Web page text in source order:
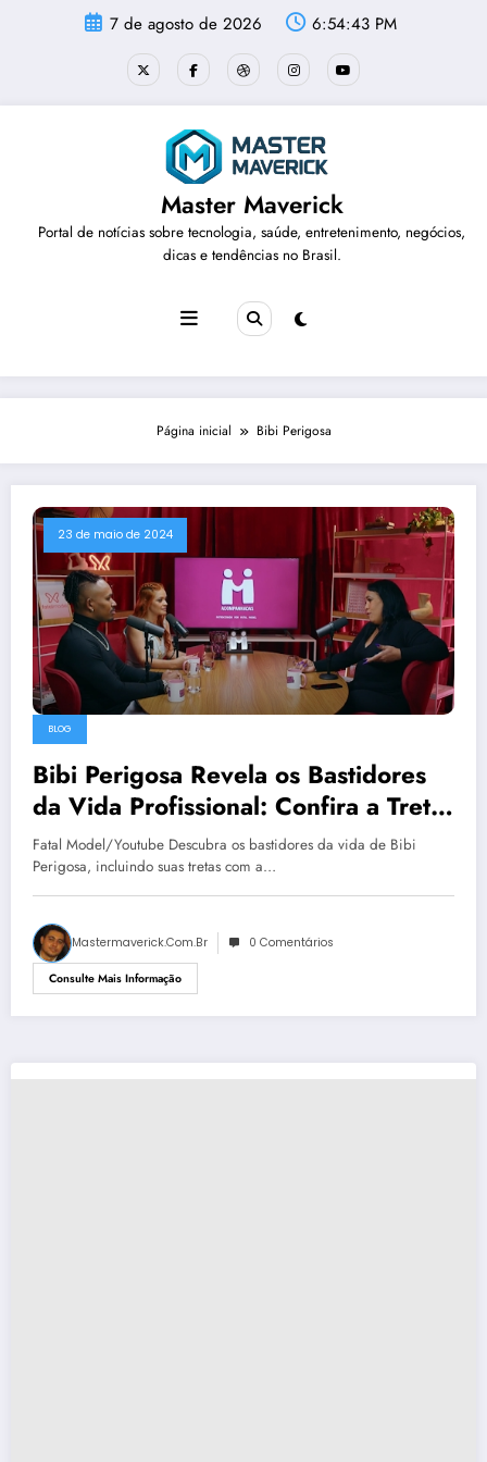
7 de agosto de 2026 6:54:43 PM
Master Maverick
Portal de notícias sobre tecnologia, saúde, entretenimento, negócios,
dicas e tendências no Brasil.
Página inicial Bibi Perigosa
23 de maio de 2024
BLOG
Bibi Perigosa Revela os Bastidores
da Vida Profissional: Confira a Treta
com TV e OnlyFans!
Fatal Model/Youtube Descubra os bastidores da vida de Bibi
Perigosa, incluindo suas tretas com a…
Mastermaverick.com.br 0 Comentários
Consulte Mais Informação